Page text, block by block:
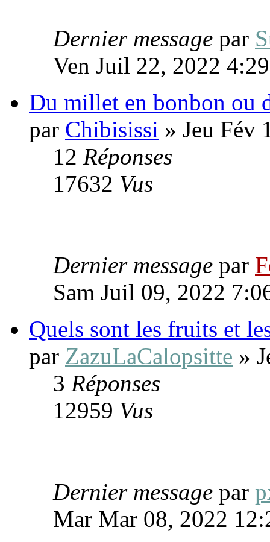
Dernier message par
Ven Juil 22, 2022
Du millet en bonbon ou
par Chibisissi » Jeu Fév
12 Réponses
17632 Vus
Dernier message par
Sam Juil 09, 2022
Quels sont les fruits et
par ZazuLaCalopsitte »
3 Réponses
12959 Vus
Dernier message par
Mar Mar 08, 2022